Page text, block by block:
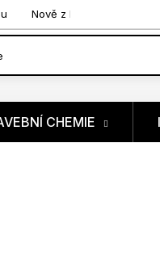
Nově z blogu
CHEMIE